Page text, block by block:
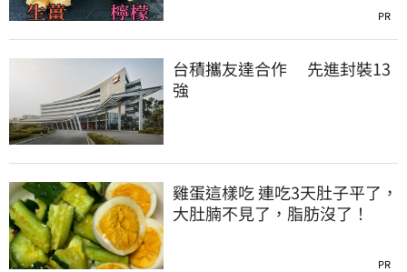
PR
台積攜友達合作 先進封裝13
強
雞蛋這樣吃 連吃3天肚子平了，
大肚腩不見了，脂肪沒了！
PR